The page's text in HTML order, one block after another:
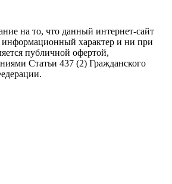
на то, что данный интернет-сайт
информационный характер и ни при
публичной офертой,
Статьи 437 (2) Гражданского